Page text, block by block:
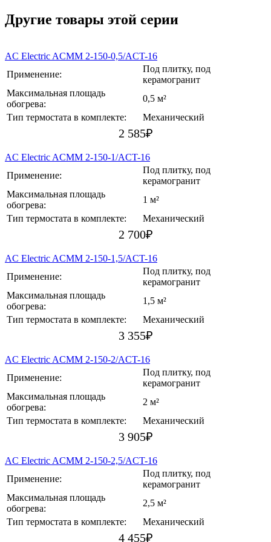
Другие товары этой серии
AC Electric ACMM 2-150-0,5/ACT-16
Применение:
Под плитку, под
керамогранит
Максимальная площадь
обогрева:
0,5 м²
Тип термостата в комплекте:
Механический
2 585₽
AC Electric ACMM 2-150-1/ACT-16
Применение:
Под плитку, под
керамогранит
Максимальная площадь
обогрева:
1 м²
Тип термостата в комплекте:
Механический
2 700₽
AC Electric ACMM 2-150-1,5/ACT-16
Применение:
Под плитку, под
керамогранит
Максимальная площадь
обогрева:
1,5 м²
Тип термостата в комплекте:
Механический
3 355₽
AC Electric ACMM 2-150-2/ACT-16
Применение:
Под плитку, под
керамогранит
Максимальная площадь
обогрева:
2 м²
Тип термостата в комплекте:
Механический
3 905₽
AC Electric ACMM 2-150-2,5/ACT-16
Применение:
Под плитку, под
керамогранит
Максимальная площадь
обогрева:
2,5 м²
Тип термостата в комплекте:
Механический
4 455₽